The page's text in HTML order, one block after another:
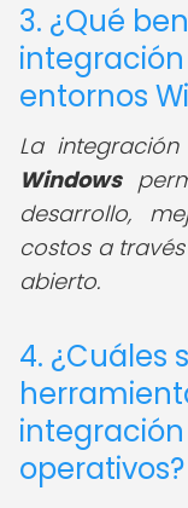
3. ¿Qué
integración
entornos
La
Windows
desarrollo,
costos a
abierto.
4. ¿Cuáles
operativos?